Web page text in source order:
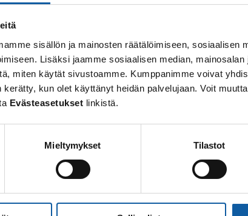
sisällön ja mainosten räätälöimiseen, sosiaalisen
Lisäksi jaamme sosiaalisen median, mainosalan
miten käytät sivustoamme. Kumppanimme voivat
kerätty, kun olet käyttänyt heidän palvelujaan. Voit
Evästeasetukset linkistä.
Mieltymykset Tilastot